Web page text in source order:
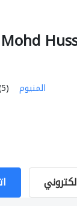
المنيوم